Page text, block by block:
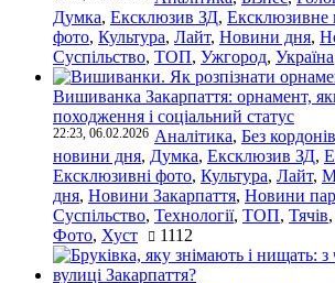
Думка, Ексклюзив ЗД, Ексклюзивне
фото, Культура, Лайт, Новини дня,
Суспільство, ТОП, Ужгород, Україна
Вишиванка Закарпаття: орнамент,
походження і соціальний статус
22:23, 06.02.2026 Аналітика, Без кордонів
новини дня, Думка, Ексклюзив ЗД,
Ексклюзивні фото, Культура, Лайт,
дня, Новини Закарпаття, Новини
Суспільство, Технології, ТОП, Тячів,
Фото, Хуст 1112